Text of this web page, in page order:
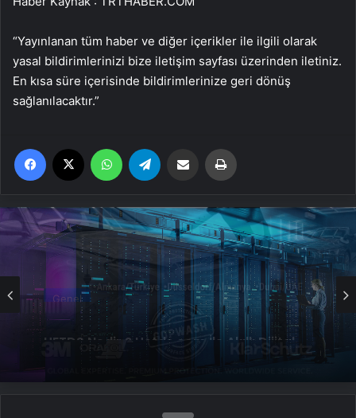
“Yayınlanan tüm haber ve diğer içerikler ile ilgili olarak
yasal bildirimlerinizi bize iletişim sayfası üzerinden iletiniz.
En kısa süre içerisinde bildirimlerinize geri dönüş
sağlanılacaktır.”
Facebook WhatsApp Email'den paylaş
Genel
Genel
Datahost İle Güvenilir Sunucu Hizmetleri